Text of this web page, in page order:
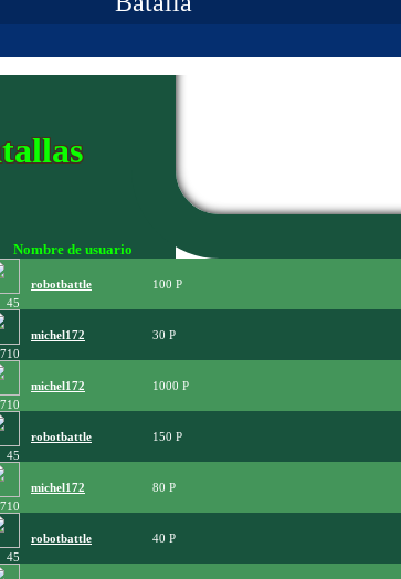
Nombre de usuario
45
robotbattle 100
710
michel172 30
710
michel172 1000
45
robotbattle 150
710
michel172 80
45
robotbattle 40